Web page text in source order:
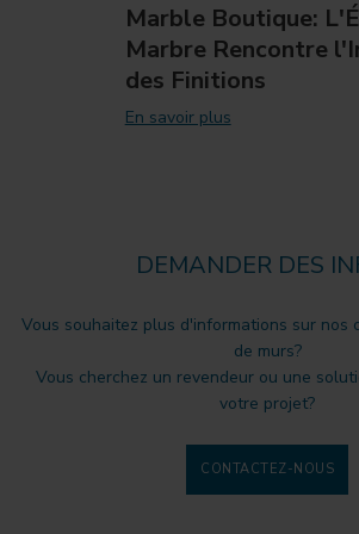
Marble Boutique:
Marbre Rencontre
des Finitions
En savoir plus
DEMANDER DES
Vous souhaitez plus d'informations sur nos
de murs?
Vous cherchez un revendeur ou une
votre projet?
CONTACTEZ-NOUS